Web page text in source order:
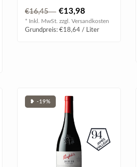
39°..
€16,45 €13,98
* Inkl. MwSt. zzgl. Versandkosten
Grundpreis: €18,64 / Liter
❥ -19%